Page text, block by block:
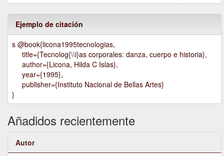
Ejemplo de citación
s @book{licona1995tecnologias,
title={Tecnolog{\\i}as corporales: danza, cuerpo e historia},
author={Licona, Hilda C Islas},
year={1995},
publisher={Instituto Nacional de Bellas Artes}
}
Añadidos recientemente
Autor